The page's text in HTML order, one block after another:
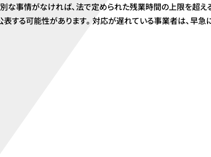
な事情がなければ、法で定められた残業時間の上限を超
する可能性があります。対応が遅れている事業者は、早急